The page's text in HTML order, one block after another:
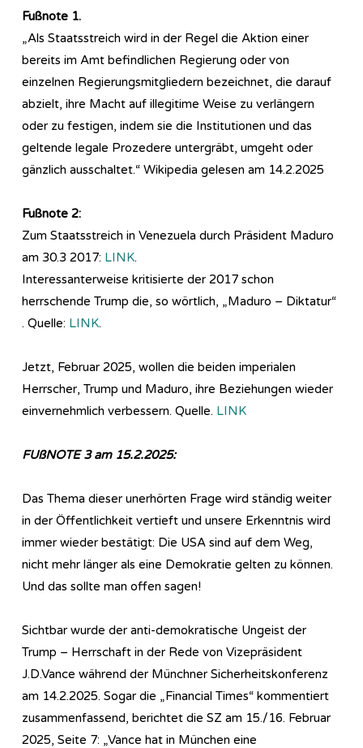
Fußnote 1.
„Als Staatsstreich wird in der Regel die Aktion einer
bereits im Amt befindlichen Regierung oder von
einzelnen Regierungsmitgliedern bezeichnet, die darauf
abzielt, ihre Macht auf illegitime Weise zu verlängern
oder zu festigen, indem sie die Institutionen und das
geltende legale Prozedere untergräbt, umgeht oder
gänzlich ausschaltet.“ Wikipedia gelesen am 14.2.2025
Fußnote 2:
Zum Staatsstreich in Venezuela durch Präsident Maduro
am 30.3 2017: LINK.
Interessanterweise kritisierte der 2017 schon
herrschende Trump die, so wörtlich, „Maduro – Diktatur“
. Quelle: LINK.
Jetzt, Februar 2025, wollen die beiden imperialen
Herrscher, Trump und Maduro, ihre Beziehungen wieder
einvernehmlich verbessern. Quelle. LINK
FUßNOTE 3 am 15.2.2025:
Das Thema dieser unerhörten Frage wird ständig weiter
in der Öffentlichkeit vertieft und unsere Erkenntnis wird
immer wieder bestätigt: Die USA sind auf dem Weg,
nicht mehr länger als eine Demokratie gelten zu können.
Und das sollte man offen sagen!
Sichtbar wurde der anti-demokratische Ungeist der
Trump – Herrschaft in der Rede von Vizepräsident
J.D.Vance während der Münchner Sicherheitskonferenz
am 14.2.2025. Sogar die „Financial Times“ kommentiert
zusammenfassend, berichtet die SZ am 15./16. Februar
2025, Seite 7: „Vance hat in München eine